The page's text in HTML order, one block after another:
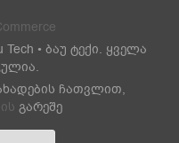
• ბაუ ტექი. ყველა
ჩათვლით,
გარეშე